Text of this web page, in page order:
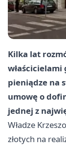
Kilka lat
pieniądze na
umowę o
jednej z
Władze
złotych na